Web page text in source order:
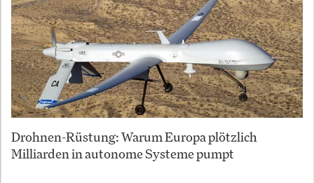
Drohnen-Rüstung: Warum Europa plötzlich
Milliarden in autonome Systeme pumpt